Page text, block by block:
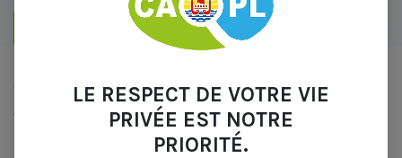
AUCUN ARTICLE POUR LE MOMENT.
À PROPOS DE NOUS
LE RESPECT DE VOTRE VIE
PRIVÉE EST NOTRE
PRIORITÉ.